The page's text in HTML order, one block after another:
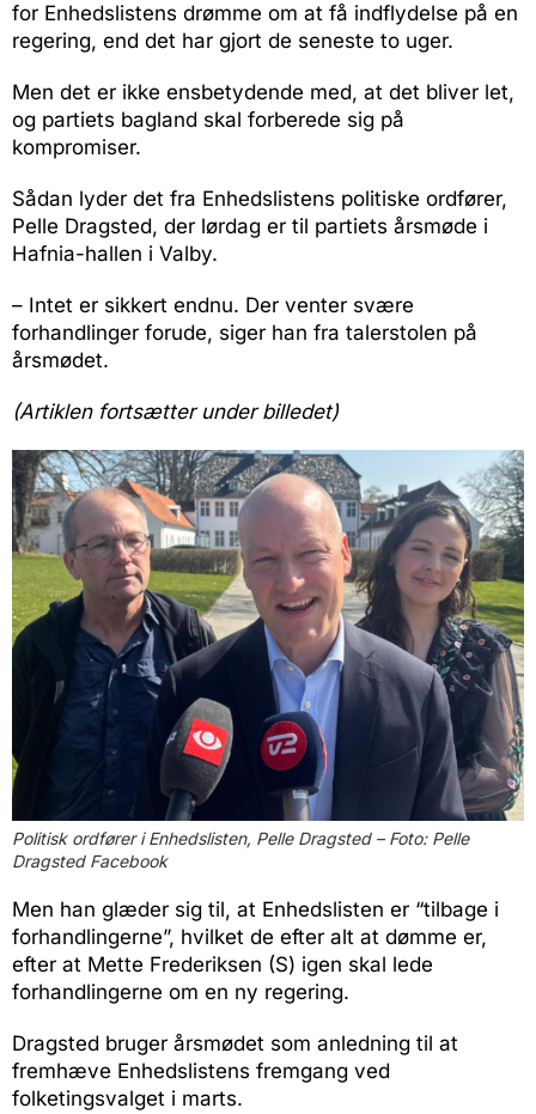
for Enhedslistens drømme om at få indflydelse på en
regering, end det har gjort de seneste to uger.
Men det er ikke ensbetydende med, at det bliver let,
og partiets bagland skal forberede sig på
kompromiser.
Sådan lyder det fra Enhedslistens politiske ordfører,
Pelle Dragsted, der lørdag er til partiets årsmøde i
Hafnia-hallen i Valby.
– Intet er sikkert endnu. Der venter svære
forhandlinger forude, siger han fra talerstolen på
årsmødet.
(Artiklen fortsætter under billedet)
Politisk ordfører i Enhedslisten, Pelle Dragsted – Foto: Pelle
Dragsted Facebook
Men han glæder sig til, at Enhedslisten er “tilbage i
forhandlingerne”, hvilket de efter alt at dømme er,
efter at Mette Frederiksen (S) igen skal lede
forhandlingerne om en ny regering.
Dragsted bruger årsmødet som anledning til at
fremhæve Enhedslistens fremgang ved
folketingsvalget i marts.